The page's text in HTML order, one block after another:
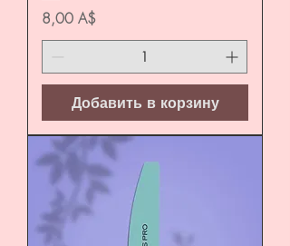
Цена
8,00 A$
Добавить в корзину